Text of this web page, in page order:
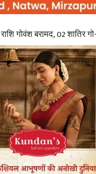
Today
Hindi
गोवंश बरामद, 02 शातिर गो-